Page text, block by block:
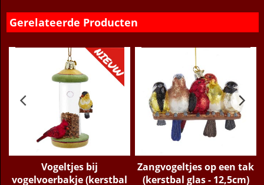
Gerelateerde Producten
Vogeltjes bij
vogelvoerbakje (kerstbal
Zangvogeltjes op een tak
(kerstbal glas - 12,5cm)